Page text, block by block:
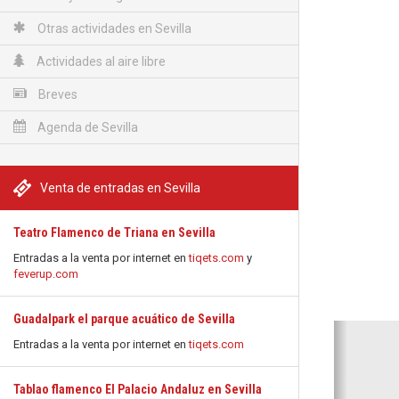
Otras actividades en Sevilla
Actividades al aire libre
Breves
Agenda de Sevilla
Venta de entradas en Sevilla
Teatro Flamenco de Triana en Sevilla
Entradas a la venta por internet entiqets.com y
feverup.com
Guadalpark el parque acuático de Sevilla
Entradas a la venta por internet entiqets.com
Tablao flamenco El Palacio Andaluz en Sevilla